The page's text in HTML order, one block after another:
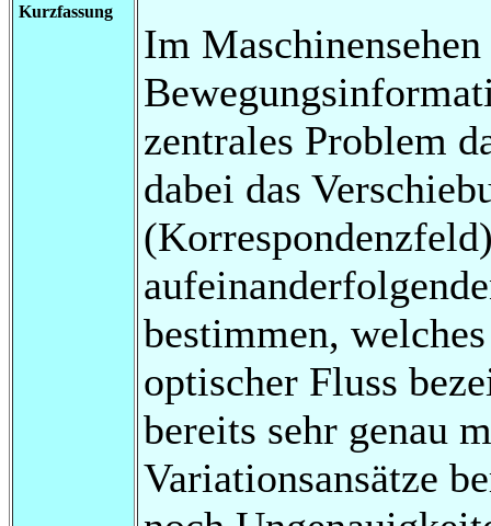
Kurzfassung
Im
zentrales Problem
dabei das
bestimmen,
optischer Fluss
bereits sehr genau
Variationsansätze